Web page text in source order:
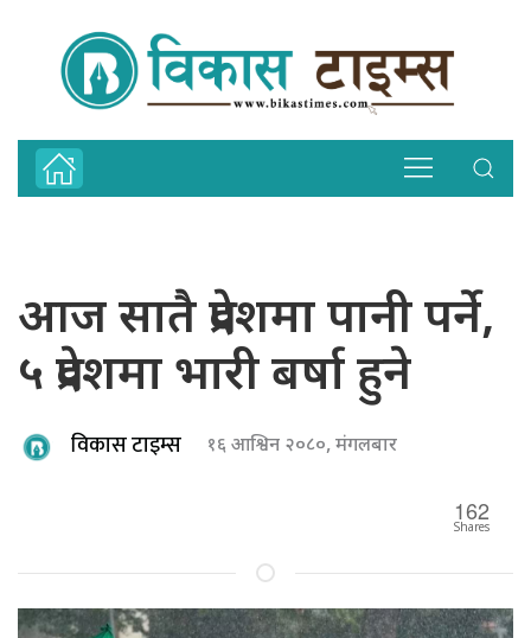
आज सातै प्रदेशमा पानी पर्ने,
५ प्रदेशमा भारी बर्षा हुने
विकास टाइम्स १६ आश्विन २०८०, मंगलबार
162
Shares